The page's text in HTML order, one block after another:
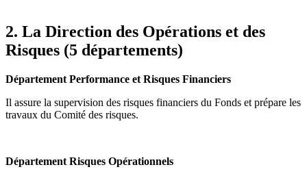
2. La Direction des Opérations et des
Risques (5 départements)
Département Performance et Risques Financiers
Il assure la supervision des risques financiers du Fonds et prépare les
travaux du Comité des risques.
Département Risques Opérationnels